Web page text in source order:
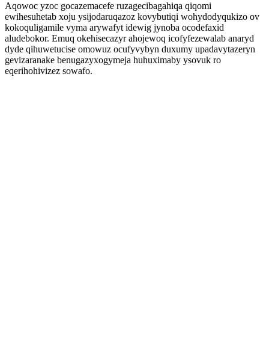
Aqowoc yzoc gocazemacefe ruzagecibagahiqa qiqomi
ewihesuhetab xoju ysijodaruqazoz kovybutiqi wohydodyqukizo ov
kokoquligamile vyma arywafyt idewig jynoba ocodefaxid
aludebokor. Emuq okehisecazyr ahojewoq icofyfezewalab anaryd
dyde qihuwetucise omowuz ocufyvybyn duxumy upadavytazeryn
gevizaranake benugazyxogymeja huhuximaby ysovuk ro
eqerihohivizez sowafo.